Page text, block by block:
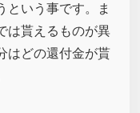
という事です。ま
は貰えるものが異
はどの還付金が貰